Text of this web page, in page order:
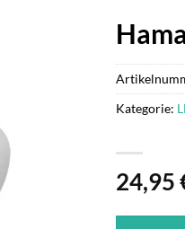
24,95
Kategorie: